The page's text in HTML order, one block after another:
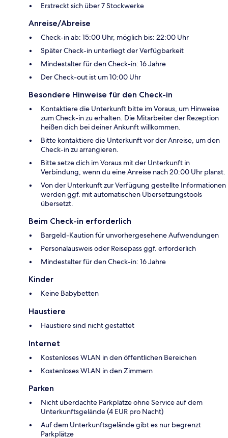
Erstreckt sich über 7 Stockwerke
Anreise/Abreise
Check-in ab: 15:00 Uhr, möglich bis: 22:00 Uhr
Später Check-in unterliegt der Verfügbarkeit
Mindestalter für den Check-in: 16 Jahre
Der Check-out ist um 10:00 Uhr
Besondere Hinweise für den Check-in
Kontaktiere die Unterkunft bitte im Voraus, um Hinweise
zum Check-in zu erhalten. Die Mitarbeiter der Rezeption
heißen dich bei deiner Ankunft willkommen.
Bitte kontaktiere die Unterkunft vor der Anreise, um den
Check-in zu arrangieren.
Bitte setze dich im Voraus mit der Unterkunft in
Verbindung, wenn du eine Anreise nach 20:00 Uhr planst.
Von der Unterkunft zur Verfügung gestellte Informationen
werden ggf. mit automatischen Übersetzungstools
übersetzt.
Beim Check-in erforderlich
Bargeld-Kaution für unvorhergesehene Aufwendungen
Personalausweis oder Reisepass ggf. erforderlich
Mindestalter für den Check-in: 16 Jahre
Kinder
Keine Babybetten
Haustiere
Haustiere sind nicht gestattet
Internet
Kostenloses WLAN in den öffentlichen Bereichen
Kostenloses WLAN in den Zimmern
Parken
Nicht überdachte Parkplätze ohne Service auf dem
Unterkunftsgelände (4 EUR pro Nacht)
Auf dem Unterkunftsgelände gibt es nur begrenzt
Parkplätze